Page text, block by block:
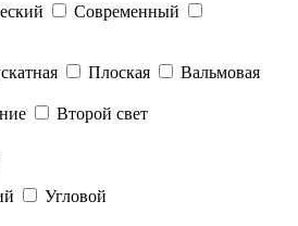
Современный
Плоская
Вальмовая
Второй свет
Угловой